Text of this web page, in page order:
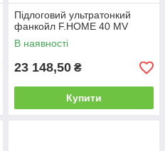
Підлоговий ультратонкий
фанкойл F.HOME 40 MV
В наявності
23 148,50 ₴
Купити